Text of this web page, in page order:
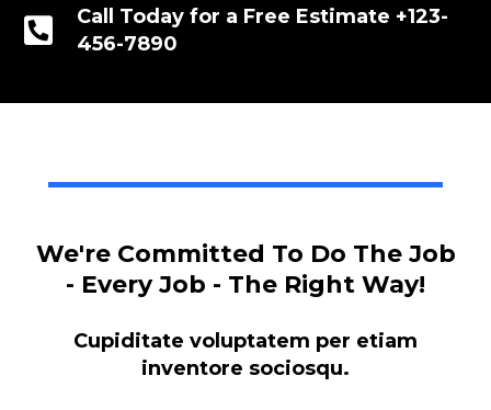
Call Today for a Free Estimate +123-
456-7890
We're Committed To Do The Job
- Every Job - The Right Way!
Cupiditate voluptatem per etiam
inventore sociosqu.